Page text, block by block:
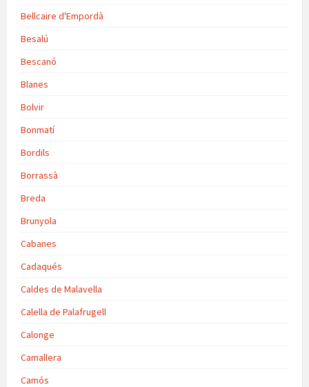
Bellcaire d'Empordà
Besalú
Bescanó
Blanes
Bolvir
Bonmatí
Bordils
Borrassà
Breda
Brunyola
Cabanes
Cadaqués
Caldes de Malavella
Calella de Palafrugell
Calonge
Camallera
Camós